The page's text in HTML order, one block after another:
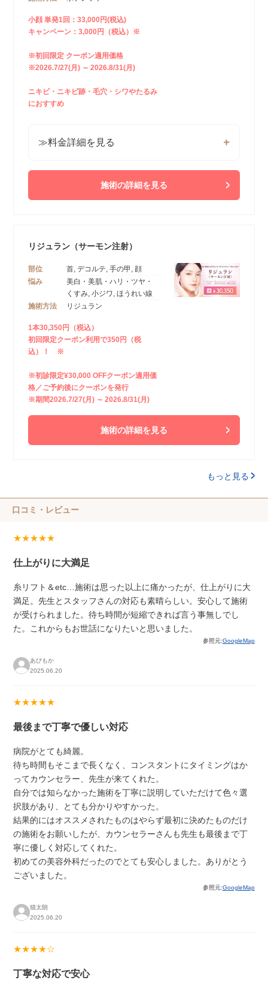
小顔 単発1回：33,000円(税込)
キャンペーン：3,000円（税込）※
※初回限定 クーポン適用価格
※2026.7/27(月) ～ 2026.8/31(月)
ニキビ・ニキビ跡・毛穴・シワやたるみ
におすすめ
≫料金詳細を見る
施術の詳細を見る
リジュラン（サーモン注射）
部位
首, デコルテ, 手の甲, 顔
悩み
美白・美肌・ハリ・ツヤ・
くすみ, 小ジワ, ほうれい線
施術方法
リジュラン
1本30,350円（税込）
初回限定クーポン利用で350円（税
込）！ ※
※初診限定¥30,000 OFFクーポン適用価
格／ご予約後にクーポンを発行
※期間2026.7/27(月) ～ 2026.8/31(月)
施術の詳細を見る
もっと見る
口コミ・レビュー
★★★★★
仕上がりに大満足
糸リフト＆etc…施術は思った以上に痛かったが、仕上がりに大
満足。先生とスタッフさんの対応も素晴らしい。安心して施術
が受けられました。待ち時間が短縮できれば言う事無しでし
た。これからもお世話になりたいと思いました。
参照元:GoogleMap
あびもか
2025.06.20
★★★★★
最後まで丁寧で優しい対応
病院がとても綺麗。
待ち時間もそこまで長くなく、コンスタントにタイミングはか
ってカウンセラー、先生が来てくれた。
自分では知らなかった施術を丁寧に説明していただけて色々選
択肢があり、とても分かりやすかった。
結果的にはオススメされたものはやらず最初に決めたものだけ
の施術をお願いしたが、カウンセラーさんも先生も最後まで丁
寧に優しく対応してくれた。
初めての美容外科だったのでとても安心しました。ありがとう
ございました。
参照元:GoogleMap
猫太朗
2025.06.20
★★★★☆
丁寧な対応で安心